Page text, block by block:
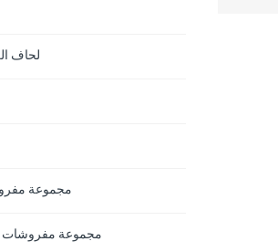
لحاف
مجموعة
مجموعة مفروشات